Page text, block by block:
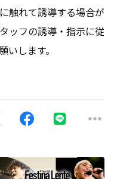
触れて誘導する場合が
ッフの誘導・指示に従
いします。